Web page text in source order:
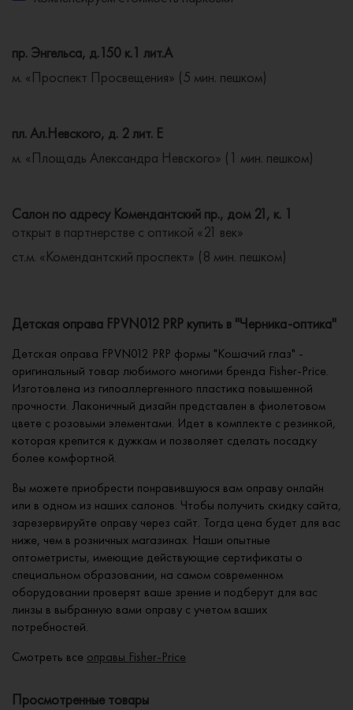
пр. Энгельса, д.150 к.1 лит.А
м. «Проспект Просвещения» (5 мин. пешком)
пл. Ал.Невского, д. 2 лит. Е
м. «Площадь Александра Невского» (1 мин. пешком)
Салон по адресу Комендантский пр., дом 21, к. 1
открыт в партнерстве с оптикой «21 век»
ст.м. «Комендантский проспект» (8 мин. пешком)
Детская оправа FPVN012 PRP купить в "Черника-оптика"
Детская оправа FPVN012 PRP формы "Кошачий глаз" -
оригинальный товар любимого многими бренда Fisher-Price.
Изготовлена из гипоаллергенного пластика повышенной
прочности. Лаконичный дизайн представлен в фиолетовом
цвете с розовыми элементами. Идет в комплекте с резинкой,
которая крепится к дужкам и позволяет сделать посадку
более комфортной.
Вы можете приобрести понравившуюся вам оправу онлайн
или в одном из наших салонов. Чтобы получить скидку сайта,
зарезервируйте оправу через сайт. Тогда цена будет для вас
ниже, чем в розничных магазинах. Наши опытные
оптометристы, имеющие действующие сертификаты о
специальном образовании, на самом современном
оборудовании проверят ваше зрение и подберут для вас
линзы в выбранную вами оправу с учетом ваших
потребностей.
Смотреть все оправы Fisher-Price
Просмотренные товары